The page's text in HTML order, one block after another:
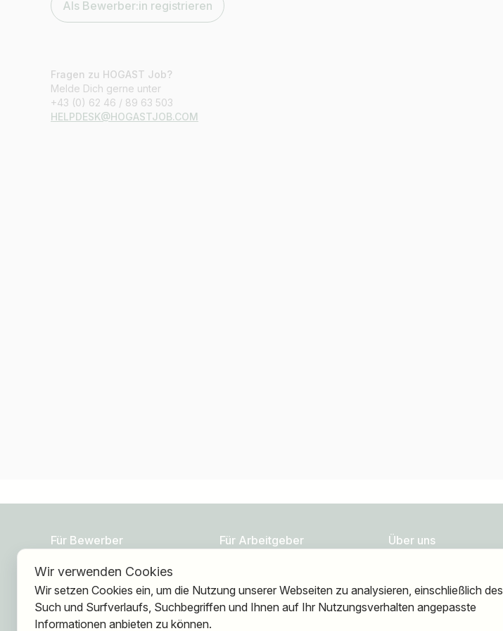
Als Bewerber:in registrieren
Fragen zu HOGAST Job?
Melde Dich gerne unter
+43 (0) 62 46 / 89 63 503
HELPDESK@HOGASTJOB.COM
Für Bewerber
Jobs finden
Arbeitgeber finden
Registrierung
Für Arbeitgeber
Registrierung
Über uns
Blog
Newsletter
Wir verwenden Cookies
Wir setzen Cookies ein, um die Nutzung unserer Webseiten zu analysieren, einschließlich des
Such und Surfverlaufs, Suchbegriffen und Ihnen auf Ihr Nutzungsverhalten angepasste
Informationen anbieten zu können.